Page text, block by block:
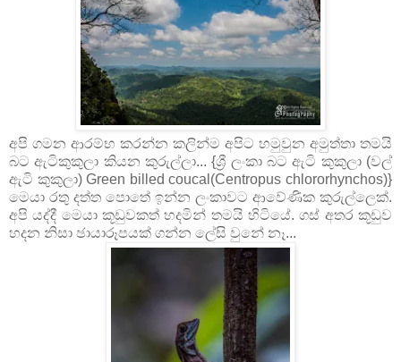
අපි ගමන ආරම්භ කරන්න කලින්ම අපිට හමුවුන අමුත්තා තමයි
බට ඇටිකුකුලා කියන කුරුල්ලා... {ශ්‍රී ලංකා බට ඇටි කුකුලා (වල්
ඇටි කුකුලා) Green billed coucal(Centropus chlororhynchos)}
මෙයා රතු දත්ත පොතේ ඉන්න ලංකාවට ආවේණික කුරුල්ලෙක්.
අපි යද්දී මෙයා කූඩුවකත් හදමින් තමයි හිටියේ. ගස් අතර කූඩුව
හදන නිසා ඡායාරූපයක් ගන්න ලේසි වුනේ නෑ...